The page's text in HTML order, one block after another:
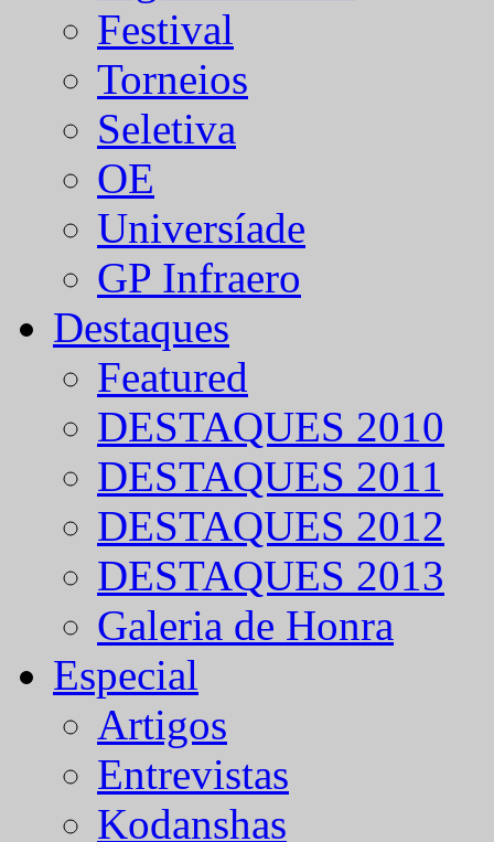
Festival
Torneios
Seletiva
OE
Universíade
GP Infraero
Destaques
Featured
DESTAQUES 2010
DESTAQUES 2011
DESTAQUES 2012
DESTAQUES 2013
Galeria de Honra
Especial
Artigos
Entrevistas
Kodanshas